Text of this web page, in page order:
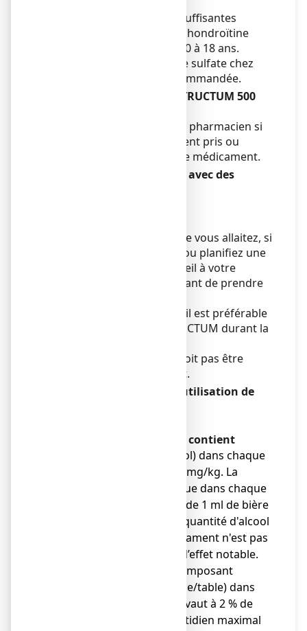
Il n’existe pas de données suffisantes
permettant l’utilisation de chondroïtine
sulfate chez les enfants de 0 à 18 ans.
L’utilisation de chondroïtine sulfate chez
l’enfant n’est donc pas recommandée.
Autres médicaments et STRUCTUM 500
Informez votre médecin ou pharmacien si
vous prenez, avez récemment pris ou
pourriez prendre tout autre médicament.
STRUCTUM 500 mg, gélule avec des
Si vous êtes enceinte ou que vous allaitez, si
vous pensez être enceinte ou planifiez une
grossesse, demandez conseil à votre
médecin ou pharmacien avant de prendre
Par mesure de précaution, il est préférable
d’éviter l’utilisation de STRUCTUM durant la
De même, STRUCTUM ne doit pas être
utilisé pendant l’allaitement.
Conduite de véhicules et utilisation de
STRUCTUM 500 mg, gélule contient
● 7,5 mg d'alcool (éthanol) dans chaque
gélule, équivalent à 0,11 mg/kg. La
quantité d’alcool contenue dans chaque
gélule équivaut à moins de 1 ml de bière
ou 1 ml de vin. La faible quantité d'alcool
contenue dans ce médicament n'est pas
susceptible d’entraîner d’effet notable.
● 45,7 mg de sodium (composant
principal du sel de cuisine/table) dans
chaque gélule. Cela équivaut à 2 % de
l'apport alimentaire quotidien maximal